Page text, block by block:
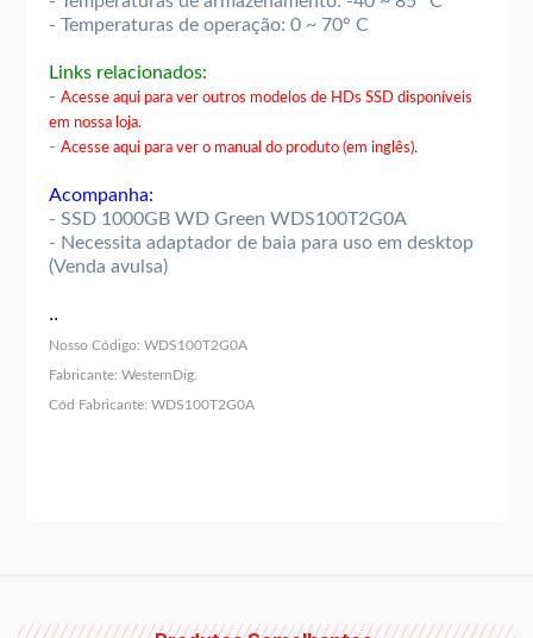
- Temperaturas de operação: 0 ~ 70° C
Links relacionados:
- Acesse aqui para ver outros modelos de HDs SSD disponíveis
em nossa loja.
- Acesse aqui para ver o manual do produto (em inglês).
Acompanha:
- SSD 1000GB WD Green WDS100T2G0A
- Necessita adaptador de baia para uso em desktop
(Venda avulsa)
..
Nosso Código: WDS100T2G0A
Fabricante: WesternDig.
Cód Fabricante: WDS100T2G0A